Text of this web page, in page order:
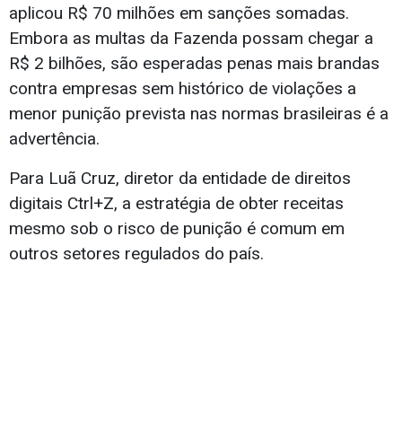
aplicou R$ 70 milhões em sanções somadas.
Embora as multas da Fazenda possam chegar a
R$ 2 bilhões, são esperadas penas mais brandas
contra empresas sem histórico de violações a
menor punição prevista nas normas brasileiras é a
advertência.
Para Luã Cruz, diretor da entidade de direitos
digitais Ctrl+Z, a estratégia de obter receitas
mesmo sob o risco de punição é comum em
outros setores regulados do país.